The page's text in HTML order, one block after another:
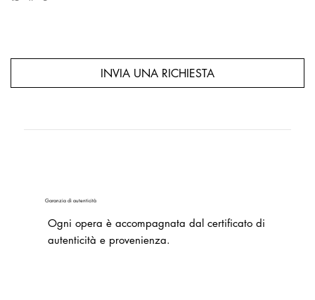
INVIA UNA RICHIESTA
Garanzia di autenticità
Ogni opera è accompagnata dal certificato di
autenticità e provenienza.